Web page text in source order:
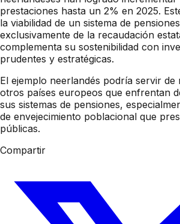
prestaciones hasta un 2% en 2025.
la viabilidad de un sistema de
exclusivamente de la recaudación
complementa su sostenibilidad con
prudentes y estratégicas.
El ejemplo neerlandés podría servir
otros países europeos que enfrentan
sus sistemas de pensiones,
de envejecimiento poblacional que
públicas.
Compartir